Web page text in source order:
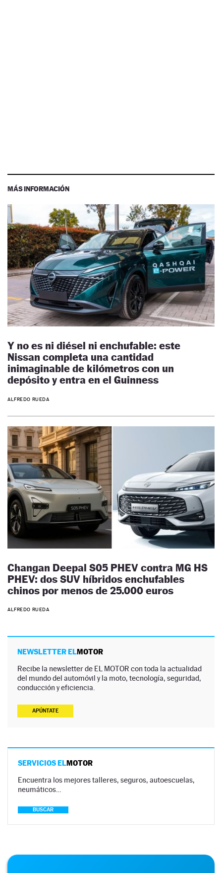
MÁS INFORMACIÓN
Y no es ni diésel ni enchufable: este
Nissan completa una cantidad
inimaginable de kilómetros con un
depósito y entra en el Guinness
ALFREDO RUEDA
Changan Deepal S05 PHEV contra MG HS
PHEV: dos SUV híbridos enchufables
chinos por menos de 25.000 euros
ALFREDO RUEDA
NEWSLETTER ELMOTOR
Recibe la newsletter de EL MOTOR con toda la actualidad
del mundo del automóvil y la moto, tecnología, seguridad,
conducción y eficiencia.
APÚNTATE
SERVICIOS ELMOTOR
Encuentra los mejores talleres, seguros, autoescuelas,
neumáticos…
BUSCAR